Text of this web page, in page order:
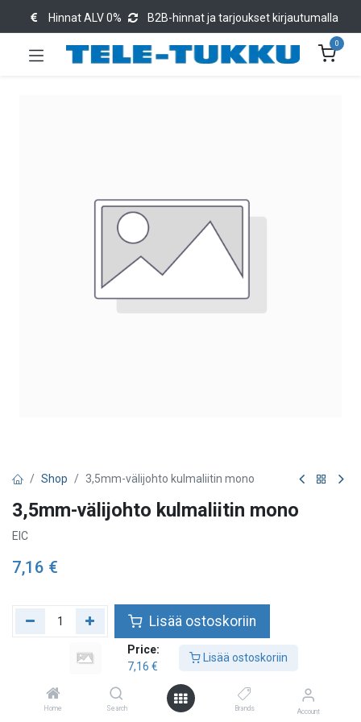
Price:
7,16 €
Lisää ostoskoriin
Home Search Brands Account
Hinnat ALV 0% B2B-hinnat ja tarjoukset kirjautumalla
0
Shop 3,5mm-välijohto kulmaliitin mono
3,5mm-välijohto kulmaliitin mono
EIC
7,16 €
Lisää ostoskoriin
Lisää toivelistalle